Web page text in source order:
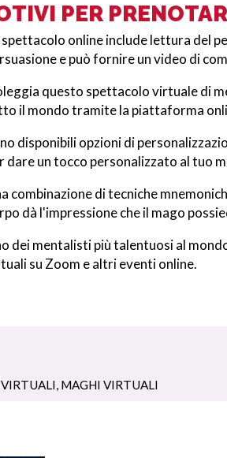
PER
spettacolo online include lettura del
e può fornire un video di
questo spettacolo virtuale di
il mondo tramite la piattaforma
disponibili opzioni di
dare un tocco personalizzato al tuo
combinazione di tecniche
dà l'impressione che il mago
dei mentalisti più talentuosi al
su Zoom e altri eventi online.
MAGHI VIRTUALI